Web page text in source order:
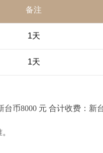
备注
1天
1天
币8000 元 合计收费：新